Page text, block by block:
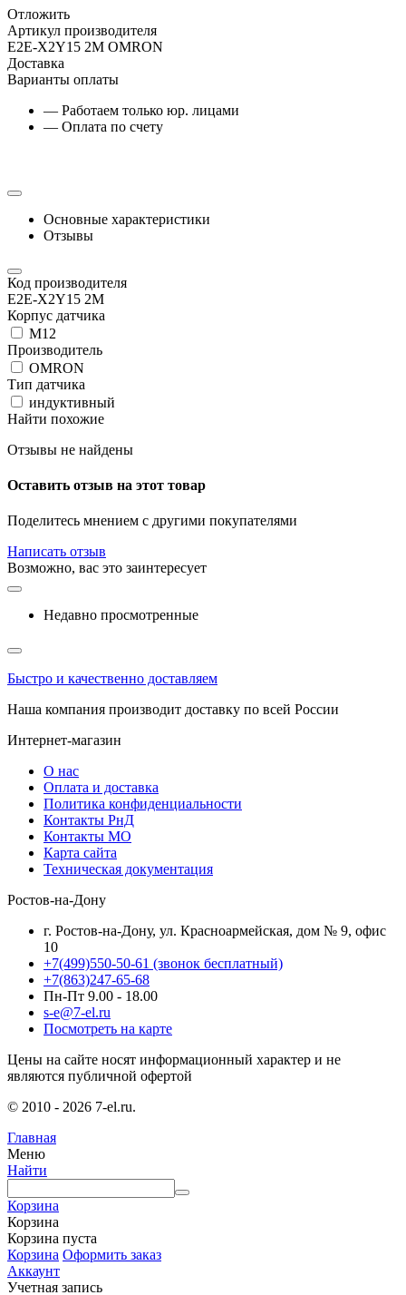
Отложить
Артикул производителя
E2E-X2Y15 2M OMRON
Доставка
Варианты оплаты
— Работаем только юр. лицами
— Оплата по счету
Основные характеристики
Отзывы
Код производителя
E2E-X2Y15 2M
Корпус датчика
М12
Производитель
OMRON
Тип датчика
индуктивный
Найти похожие
Отзывы не найдены
Оставить отзыв на этот товар
Поделитесь мнением с другими покупателями
Написать отзыв
Возможно, вас это заинтересует
Недавно просмотренные
Быстро и качественно доставляем
Наша компания производит доставку по всей России
Интернет-магазин
О нас
Оплата и доставка
Политика конфиденциальности
Контакты РнД
Контакты МО
Карта сайта
Техническая документация
Ростов-на-Дону
г. Ростов-на-Дону, ул. Красноармейская, дом № 9, офис
10
+7(499)550-50-61 (звонок бесплатный)
+7(863)247-65-68
Пн-Пт 9.00 - 18.00
s-e@7-el.ru
Посмотреть на карте
Цены на сайте носят информационный характер и не
являются публичной офертой
© 2010 - 2026 7-el.ru.
Главная
Меню
Найти
Корзина
Корзина
Корзина пуста
Корзина Оформить заказ
Аккаунт
Учетная запись